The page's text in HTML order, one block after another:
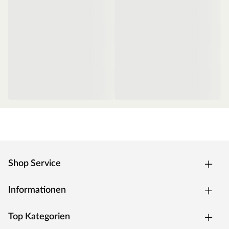
Leben ein, bestimmt wie warm es wird und welche Art
starke Saunaofen optimal. Er erreicht eine Temperatur
Shop Service
Informationen
Top Kategorien